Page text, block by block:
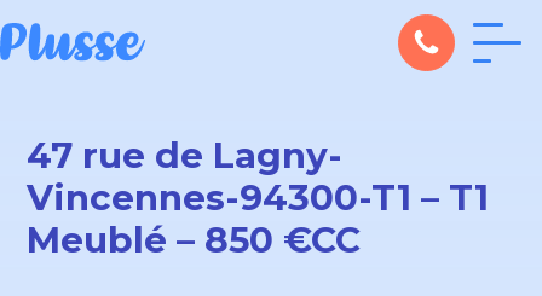
47 rue de Lagny-
Vincennes-94300-T1 – T1
Meublé – 850 €CC